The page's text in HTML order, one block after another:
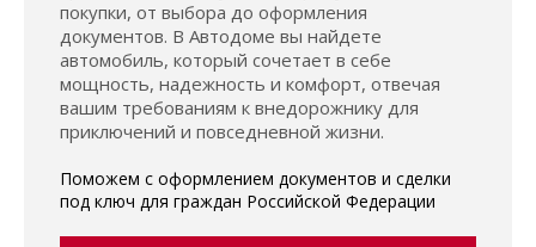
покупки, от выбора до оформления
документов. В Автодоме вы найдете
автомобиль, который сочетает в себе
мощность, надежность и комфорт, отвечая
вашим требованиям к внедорожнику для
приключений и повседневной жизни.
Поможем с оформлением документов и сделки
под ключ для граждан Российской Федерации